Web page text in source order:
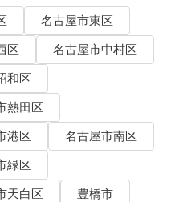
名古屋市東区
区
名古屋市中村区
和区
熱田区
港区
名古屋市南区
緑区
天白区
豊橋市